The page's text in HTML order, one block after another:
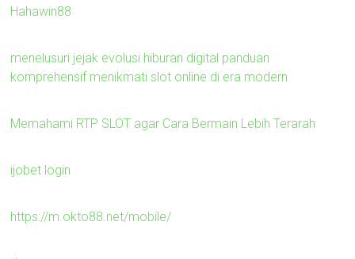
Hahawin88
menelusuri jejak evolusi hiburan digital panduan
komprehensif menikmati slot online di era modern
Memahami RTP SLOT agar Cara Bermain Lebih Terarah
ijobet login
https://m.okto88.net/mobile/